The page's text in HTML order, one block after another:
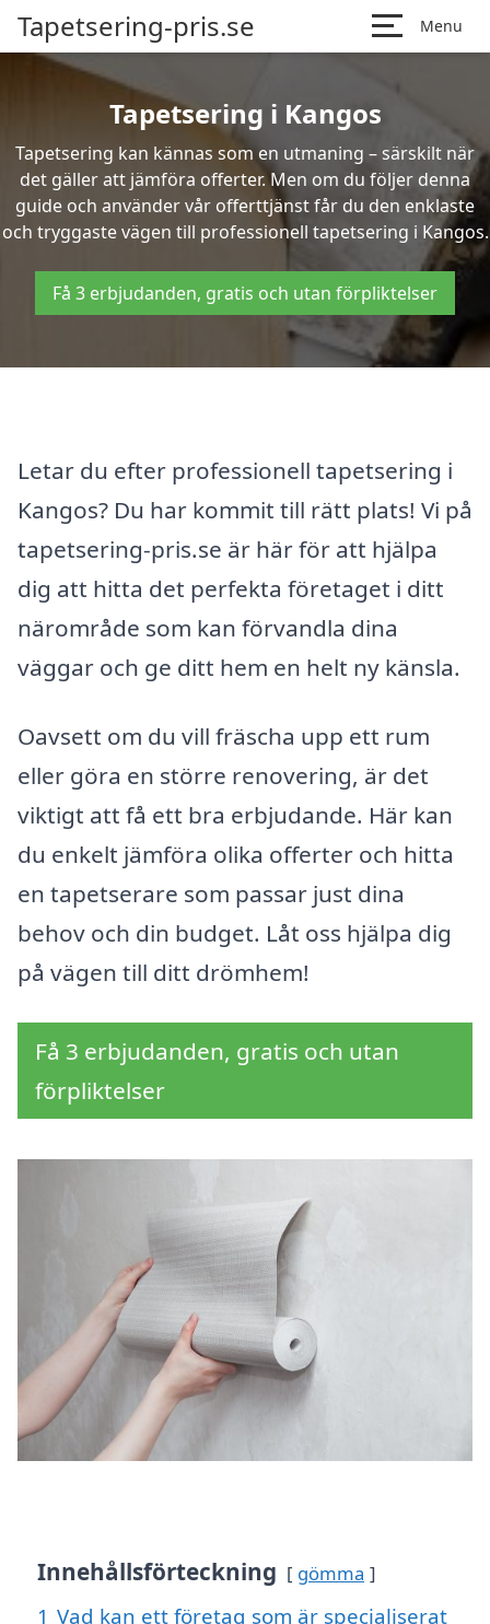
Tapetsering-pris.se Menu
Tapetsering i Kangos
Tapetsering kan kännas som en utmaning – särskilt när
det gäller att jämföra offerter. Men om du följer denna
guide och använder vår offerttjänst får du den enklaste
och tryggaste vägen till professionell tapetsering i Kangos.
Få 3 erbjudanden, gratis och utan förpliktelser
Letar du efter professionell tapetsering i
Kangos? Du har kommit till rätt plats! Vi på
tapetsering-pris.se är här för att hjälpa
dig att hitta det perfekta företaget i ditt
närområde som kan förvandla dina
väggar och ge ditt hem en helt ny känsla.
Oavsett om du vill fräscha upp ett rum
eller göra en större renovering, är det
viktigt att få ett bra erbjudande. Här kan
du enkelt jämföra olika offerter och hitta
en tapetserare som passar just dina
behov och din budget. Låt oss hjälpa dig
på vägen till ditt drömhem!
Få 3 erbjudanden, gratis och utan
förpliktelser
Innehållsförteckning gömma
1 Vad kan ett företag som är specialiserat